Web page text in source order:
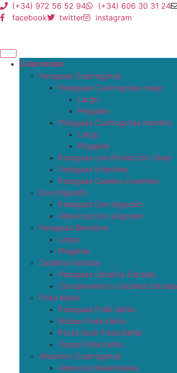
(+34) 972 56 52 94 (+34) 606 30 31 24
facebook
twitter instagram
Colecciones
Paraguas Cuatrogotas
Paraguas Cuatrogotas mujer
Largo
Plegable
Paraguas Cuatrogotas hombre
Largo
Plegable
Paraguas con Protección Solar
Paraguas infantiles
Paraguas Cadete-Juveniles
Don Algodón
Paraguas Don Algodón
Abanicos Don Algodon
Paraguas Benetton
Largo
Plegable
Catalina Estrada
Paraguas Catalina Estrada
Complementos Catalina Estrada
Frida Kahlo
Paraguas Frida Kahlo
Bolsas Frida Kahlo
Porta todo Frida Kahlo
Tazas Frida Kahlo
Abanicos Cuatrogotas
Abanicos Malamalaka